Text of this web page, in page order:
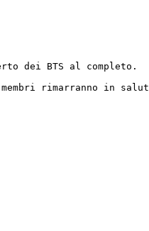
dei BTS al completo.
rimarranno in